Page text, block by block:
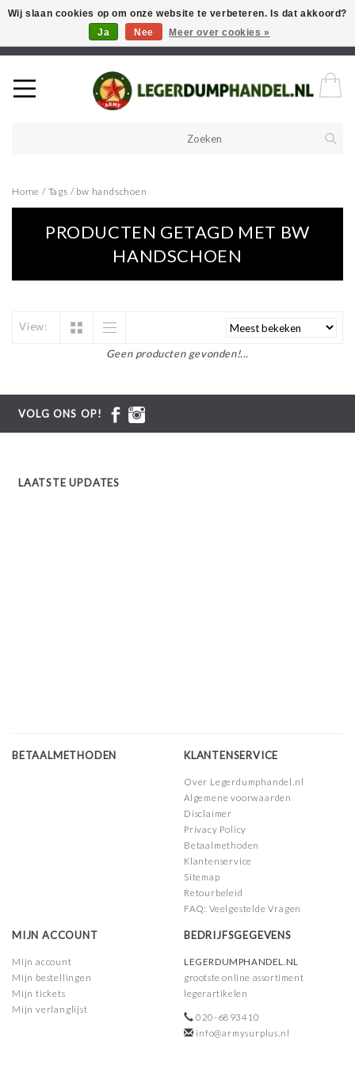
Welkom in onze webshop! Als u een product zoekt en deze niet kan
vinden in de webwinkel, neem vooral contact op!
Home / Tags / bw handschoen
PRODUCTEN GETAGD MET BW
HANDSCHOEN
View:
Geen producten gevonden!...
VOLG ONS OP!
LAATSTE UPDATES
BETAALMETHODEN KLANTENSERVICE
Over Legerdumphandel.nl
Algemene voorwaarden
Disclaimer
Privacy Policy
Betaalmethoden
Klantenservice
Sitemap
Retourbeleid
FAQ: Veelgestelde Vragen
MIJN ACCOUNT
Mijn account
Mijn bestellingen
Mijn tickets
Mijn verlanglijst
BEDRIJFSGEGEVENS
LEGERDUMPHANDEL.NL
grootste online assortiment
legerartikelen
020-6893410
info@armysurplus.nl
Wij slaan cookies op om onze website te verbeteren. Is dat akkoord?
Ja
Nee Meer over cookies »